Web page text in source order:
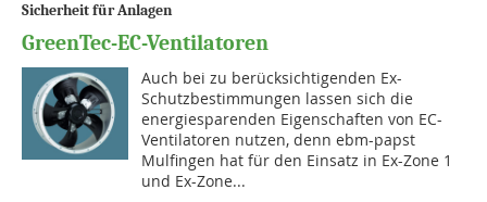
Sicherheit für Anlagen
GreenTec-EC-Ventilatoren
Auch bei zu berücksichtigenden Ex-
Schutzbestimmungen lassen sich die
energiesparenden Eigenschaften von EC-
Ventilatoren nutzen, denn ebm-papst
Mulfingen hat für den Einsatz in Ex-Zone 1
und Ex-Zone...